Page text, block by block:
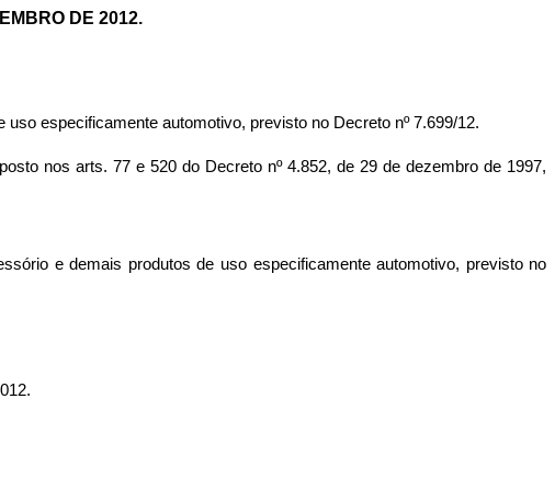
DE 2012.
especificamente automotivo, previsto no Decreto nº 7.699/12.
nos arts. 77 e 520 do Decreto nº 4.852, de 29 de dezembro de 1997,
e demais produtos de uso especificamente automotivo, previsto no